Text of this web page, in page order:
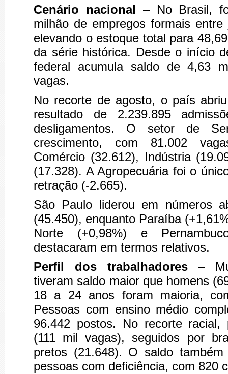
Cenário nacional – No Brasil,
milhão de empregos formais
elevando o estoque total para
da série histórica. Desde o início
federal acumula saldo de 4,63
vagas.
No recorte de agosto, o país
resultado de 2.239.895
desligamentos. O setor de
crescimento, com 81.002
Comércio (32.612), Indústria
(17.328). A Agropecuária foi o
retração (-2.665).
São Paulo liderou em números
(45.450), enquanto Paraíba
Norte (+0,98%) e
destacaram em termos relativos.
Perfil dos trabalhadores–
tiveram saldo maior que homens
18 a 24 anos foram maioria,
Pessoas com ensino médio
96.442 postos. No recorte racial,
(111 mil vagas), seguidos por
pretos (21.648). O saldo
pessoas com deficiência, com 820